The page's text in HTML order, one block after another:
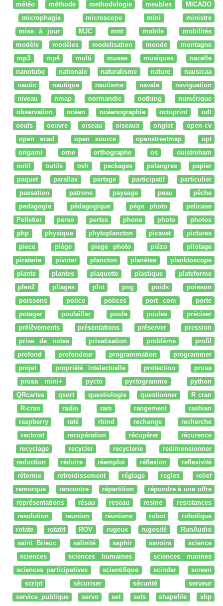
météo
méthode methodologie meubles
MICADO
microphagie
microscope mini
ministre
mise à jour
MJC mnt mobile
mobilités
modèle
modèles modelisation monde
montagne
mp3
mp4 multi musee musiques
nacelle
nanotube
nationale naturalisme nature
nausicaa
nautic
nautique nautisme navale
naviguation
niveau
nmap normandie nothing
numérique
observation
océan océanographie octoprint
odt
oeufs
oeuvre oiseau oiseaux onglet
open cv
open scad
open source openstreetmap
opt
origami
orne orthographe os
ouistreham
outil
outils ovh packages palangres
papier
paquet
parallax partage participatif
particulier
passation
patrons paysage peau
pêche
pedagogie
pédagogique pège photo
pelicase
Pelletier
perso pertes phone photo
photos
php
physique phytoplancton picavet
pictures
piece
piège piege photo piézo
pilotage
piraterie
pivoter plancton planètes
planktoscope
plante
plantes plaquette plastique
plateforme
plen2
pliages plot png poids
poisson
poissons
police polices port com
porte
potager
poulailler poule poules
préciser
prélèvements
présentations préserver
pression
prise de notes
privatisation problème
profil
profond
profondeur programmation
programmer
projet
propriété intelectuelle protection
prusa
prusa mini+
pycto pyctogramme
python
QRcartes
qsort questiologie questionner
R cran
R-cran
radio ram rangement
rasbian
raspberry
raté rbind rechange
recherche
rectorat
recupération récupérer
récurence
recyclage
recycler recyclerie
redimensionner
reduction
réduire réemploi réflexion
reflexivité
réforme
refroidissement réglage regles
relief
remorque
rencontre répartition
répondre à une offre
représentations
résau reseau resine
resistances
resolution
reunion réunions robot
robotique
rotate
rotatif ROV rugeux rugosité
RunAudio
saint Brieuc
salinité saphir savoirs
science
sciences
sciences humaines
sciences marines
sciences participatives
scientifique scinder
screen
script
sécuriser sécurité
serveur
service_publique
servo set sets shapefile
shp